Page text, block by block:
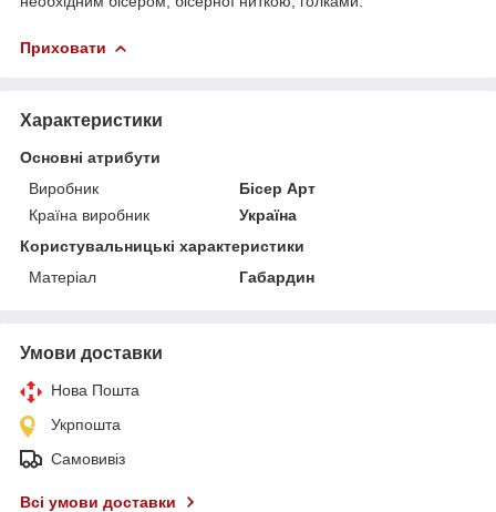
Приховати
Характеристики
Основні атрибути
Виробник
Бісер Арт
Країна виробник
Україна
Користувальницькі характеристики
Матеріал
Габардин
Умови доставки
Нова Пошта
Укрпошта
Самовивіз
Всі умови доставки